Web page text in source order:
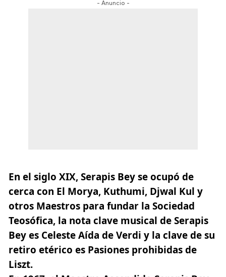
- Anuncio -
En el siglo XIX, Serapis Beyse ocupó de
cerca con El Morya, Kuthumi, Djwal Kul y
otros Maestros para fundar la Sociedad
Teosófica, la nota clave musical de Serapis
Bey es Celeste Aída de Verdi y la clave de su
retiro etérico es Pasiones prohibidas de
Liszt.